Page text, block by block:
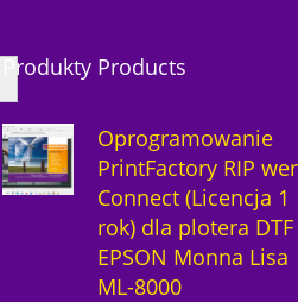
Produkty Products
Oprogramowanie
PrintFactory RIP
Connect (Licencja 1
rok) dla plotera DTF
EPSON Monna Lisa
ML-8000